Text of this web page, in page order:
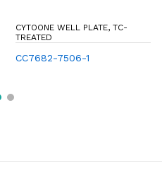
CYTOONE WELL PLATE, TC-
TREATED
CC7682-7506-1